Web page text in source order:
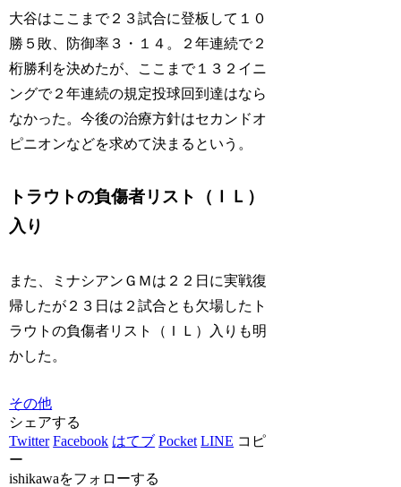
大谷はここまで２３試合に登板して１０
勝５敗、防御率３・１４。２年連続で２
桁勝利を決めたが、ここまで１３２イニ
ングで２年連続の規定投球回到達はなら
なかった。今後の治療方針はセカンドオ
ピニオンなどを求めて決まるという。
トラウトの負傷者リスト（ＩＬ）
入り
また、ミナシアンＧＭは２２日に実戦復
帰したが２３日は２試合とも欠場したト
ラウトの負傷者リスト（ＩＬ）入りも明
かした。
その他
シェアする
Twitter Facebook はてブ Pocket LINE コピ
ー
ishikawaをフォローする